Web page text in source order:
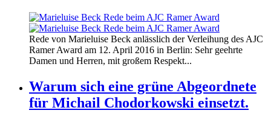
160412_ramer_award.jpg
160412_ramer_award.jpg
Rede von Marieluise Beck anlässlich der Verleihung des AJC
Ramer Award am 12. April 2016 in Berlin: Sehr geehrte
Damen und Herren, mit großem Respekt...
Warum sich eine grüne Abgeordnete
für Michail Chodorkowski einsetzt.